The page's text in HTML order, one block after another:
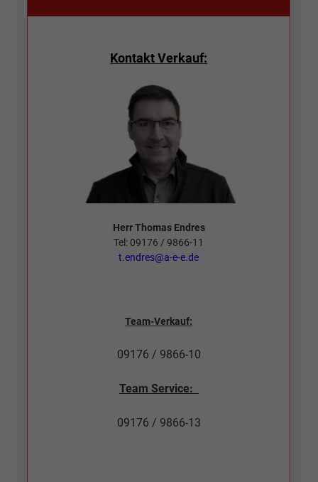
Kontakt Verkauf:
Herr Thomas Endres
Tel: 09176 / 9866-11
t.endres@a-e-e.de
Team-Verkauf:
09176 / 9866-10
Team Service:
09176 / 9866-13